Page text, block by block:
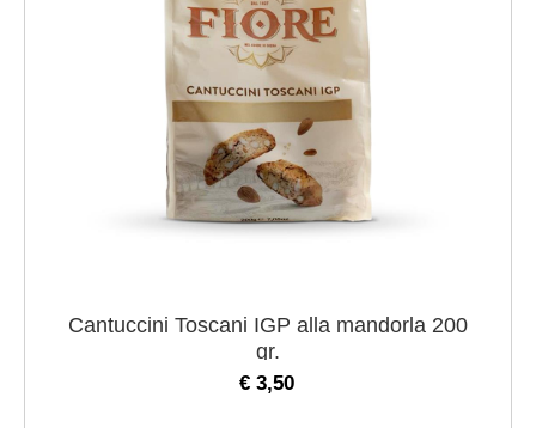
Cantuccini Toscani IGP alla mandorla 200
gr.
€ 3,50